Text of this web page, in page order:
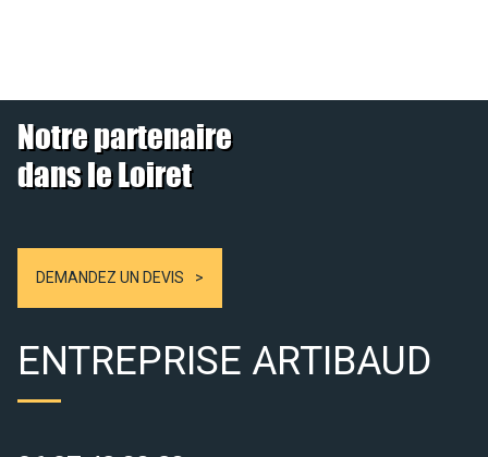
Notre partenaire
dans le Loiret
DEMANDEZ UN DEVIS
ENTREPRISE ARTIBAUD